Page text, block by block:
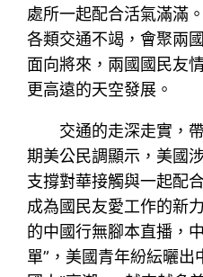
處所一起配合活氣滿滿
各類交通不竭，會聚兩
面向將來，兩國國民友
更高遠的天空發展。
交通的走深走實，
期美公民調顯示，美國
支撐對華接觸與一起配
成為國民友愛工作的新
的中國行無腳本直播，
單”，美國青年紛紜曬出